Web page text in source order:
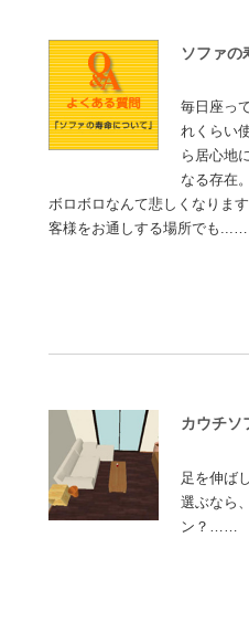
ソファの
毎日座っ
れくらい
ら居心地
なる存在
ボロボロなんて悲しくなりま
客様をお通しする場所でも
カウチソ
足を伸ば
選ぶなら
ン？……